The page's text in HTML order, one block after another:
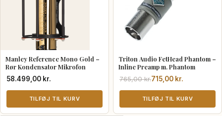
Manley Reference Mono Gold –
Rør Kondensator Mikrofon
58.499,00 kr.
TILFØJ TIL KURV
Triton Audio FetHead Phantom –
Inline Preamp m. Phantom
765,00kr.
Den
oprindelige
var:
715,00 kr.
Den
aktuelle
er:
TILFØJ TIL KURV